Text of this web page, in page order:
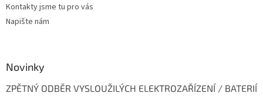
Kontakty jsme tu pro vás
Napište nám
Novinky
ZPĚTNÝ ODBĚR VYSLOUŽILÝCH ELEKTROZAŘÍZENÍ / BATERIÍ